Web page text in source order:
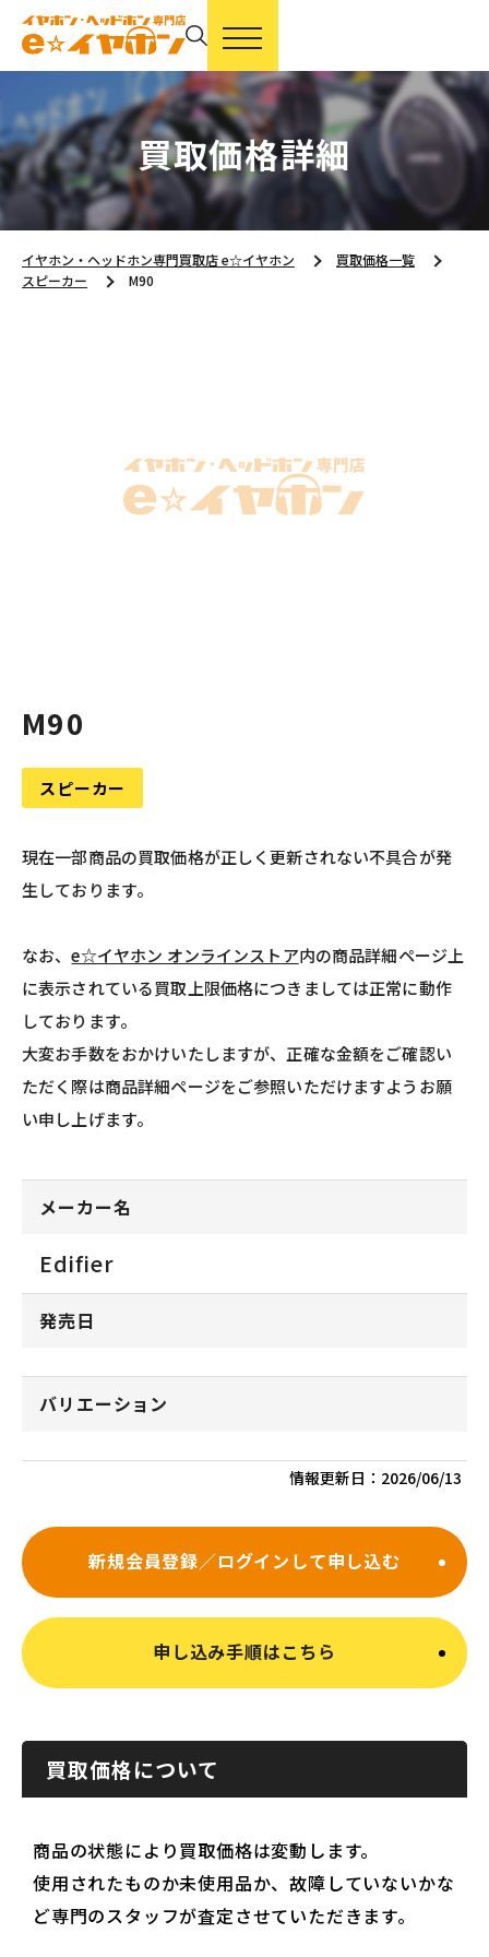
買取価格詳細
イヤホン・ヘッドホン専門買取店 e☆イヤホン
買取価格一覧
スピーカー
M90
M90
スピーカー
現在一部商品の買取価格が正しく更新されない不具合が発
生しております。
なお、e☆イヤホン オンラインストア内の商品詳細ページ上
に表示されている買取上限価格につきましては正常に動作
しております。
大変お手数をおかけいたしますが、正確な金額をご確認い
ただく際は商品詳細ページをご参照いただけますようお願
い申し上げます。
メーカー名
Edifier
発売日
バリエーション
情報更新日： 2026/06/13
新規会員登録／ログインして申し込む
申し込み手順はこちら
買取価格について
商品の状態により買取価格は変動します。
使用されたものか未使用品か、故障していないかな
ど専門のスタッフが査定させていただきます。